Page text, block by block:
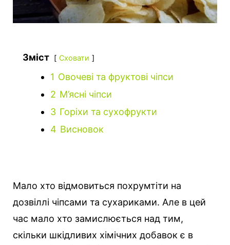
Зміст Сховати
1 Овочеві та фруктові чіпси
2 М’ясні чіпси
3 Горіхи та сухофрукти
4 Висновок
Мало хто відмовиться похрумтіти на
дозвіллі чіпсами та сухариками. Але в цей
час мало хто замислюється над тим,
скільки шкідливих хімічних добавок є в